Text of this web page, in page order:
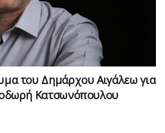
του Δημάρχου Αιγάλεω για
Κατσωνόπουλου